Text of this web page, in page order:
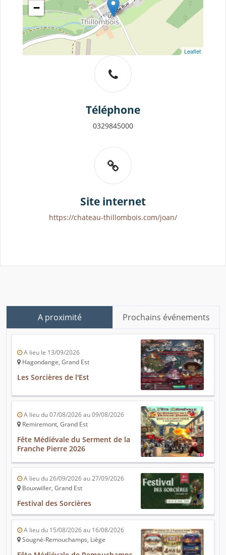
−
Leaflet
Téléphone
0329845000
Site internet
https://chateau-thillombois.com/joan/
A proximité Prochains événements
A lieu le 13/09/2026
Hagondange, Grand Est
Les Sorcières de l'Est
A lieu du 07/08/2026 au 09/08/2026
Remiremont, Grand Est
Fête Médiévale du Serment de la
Franche Pierre 2026
A lieu du 26/09/2026 au 27/09/2026
Bouxwiller, Grand Est
Festival des Sorcières
A lieu du 15/08/2026 au 16/08/2026
Sougné-Remouchamps, Liège